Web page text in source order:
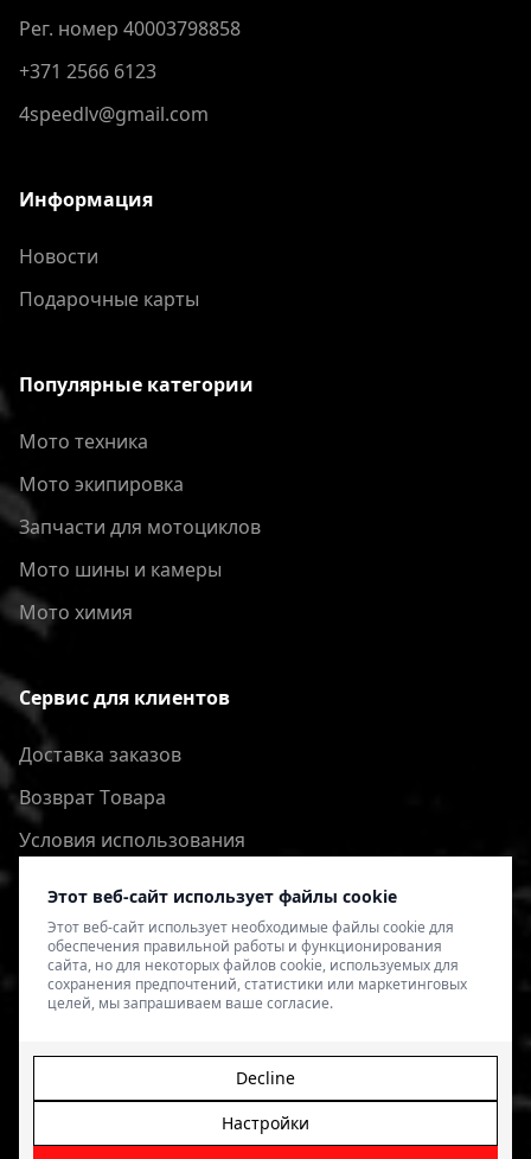
Этот веб-сайт использует файлы cookie
Этот веб-сайт использует необходимые файлы cookie для
обеспечения правильной работы и функционирования
сайта, но для некоторых файлов cookie, используемых для
сохранения предпочтений, статистики или маркетинговых
целей, мы запрашиваем ваше согласие.
Настройки
Decline
Рег. номер 40003798858
+371 2566 6123
4speedlv@gmail.com
Информация
Новости
Подарочные карты
Популярные категории
Мото техника
Мото экипировка
Запчасти для мотоциклов
Мото шины и камеры
Мото химия
Сервис для клиентов
Доставка заказов
Bозврат Tовара
Условия использования
Политика конфиденциальности
© 2026 4SPEED.LV. Visas tiesības aizsargātas.
veikala izveide - Magecode.